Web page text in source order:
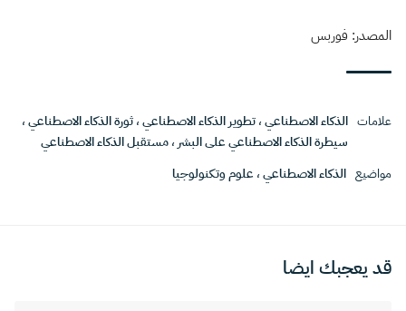
المصدر: فوربس
علامات الذكاء الاصطناعي،تطوير الذكاء الاصطناعي،ثورة الذكاء الاصطناعي،
سيطرة الذكاء الاصطناعي على البشر ،مستقبل الذكاء الاصطناعي
مواضيع الذكاء الاصطناعي، علوم وتكنولوجيا
قد يعجبك ايضا